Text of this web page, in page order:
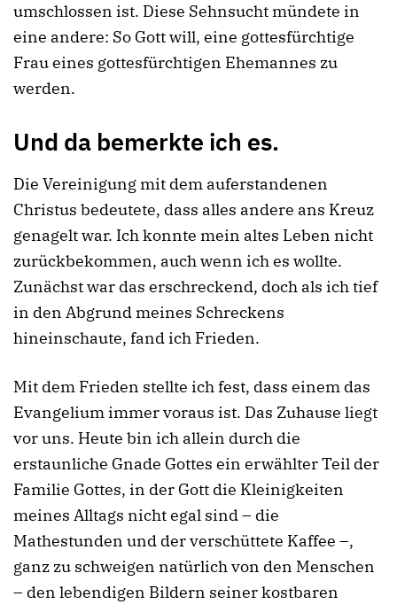
umschlossen ist. Diese Sehnsucht mündete in
eine andere: So Gott will, eine gottesfürchtige
Frau eines gottesfürchtigen Ehemannes zu
werden.
Und da bemerkte ich es.
Die Vereinigung mit dem auferstandenen
Christus bedeutete, dass alles andere ans Kreuz
genagelt war. Ich konnte mein altes Leben nicht
zurückbekommen, auch wenn ich es wollte.
Zunächst war das erschreckend, doch als ich tief
in den Abgrund meines Schreckens
hineinschaute, fand ich Frieden.
Mit dem Frieden stellte ich fest, dass einem das
Evangelium immer voraus ist. Das Zuhause liegt
vor uns. Heute bin ich allein durch die
erstaunliche Gnade Gottes ein erwählter Teil der
Familie Gottes, in der Gott die Kleinigkeiten
meines Alltags nicht egal sind – die
Mathestunden und der verschüttete Kaffee –,
ganz zu schweigen natürlich von den Menschen
– den lebendigen Bildern seiner kostbaren